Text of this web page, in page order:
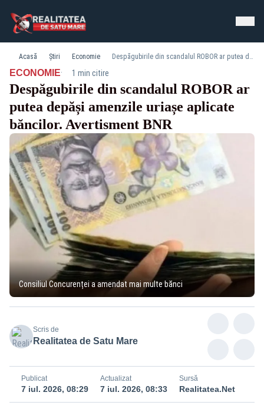
Acasă Știri Economie Despăgubirile din scandalul ROBOR ar putea depăși amenzile uriașe aplicate băncilor. Avertisment BNR
ECONOMIE· 1 min citire
Despăgubirile din scandalul ROBOR ar
putea depăși amenzile uriașe aplicate
băncilor. Avertisment BNR
Consiliul Concurenței a amendat mai multe bănci
Scris de
Realitatea de Satu Mare
Publicat
7 iul. 2026, 08:29
Actualizat
7 iul. 2026, 08:33
Sursă
Realitatea.Net